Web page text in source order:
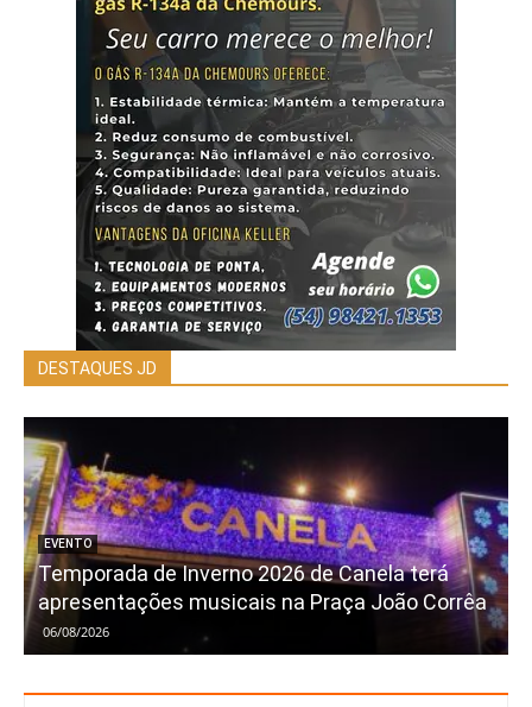
DESTAQUES JD
EVENTO
Temporada de Inverno 2026 de Canela terá
apresentações musicais na Praça João Corrêa
06/08/2026